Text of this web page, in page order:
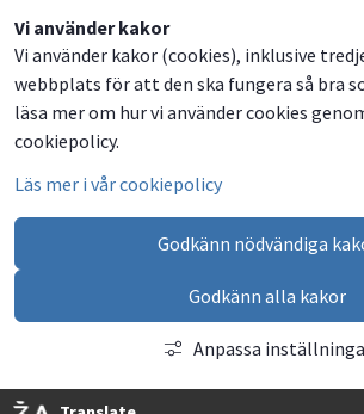
Vi använder kakor
Vi använder kakor (cookies), inklusive
webbplats för att den ska fungera så bra
läsa mer om hur vi använder cookies
cookiepolicy.
Läs mer i vår cookiepolicy
Godkänn nödvändiga
Godkänn alla kakor
Anpassa
Dela
på
Facebook
Dela
på
Twitter
Dela
på
LinkedIn
Dela
via
email